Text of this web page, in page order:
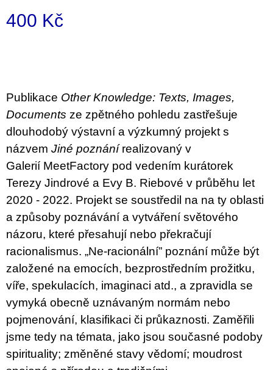
400 Kč
Publikace Other Knowledge: Texts, Images,
Documents ze zpětného pohledu zastřešuje
dlouhodobý výstavní a výzkumný projekt s
názvem Jiné poznánírealizovaný v
Galerií MeetFactory pod vedením kurátorek
Terezy Jindrové a Evy B. Riebové v průběhu let
2020 - 2022. Projekt se soustředil na na ty oblasti
a způsoby poznávání a vytváření světového
názoru, které přesahují nebo překračují
racionalismus. „Ne-racionální” poznání může být
založené na emocích, bezprostředním prožitku,
víře, spekulacích, imaginaci atd., a zpravidla se
vymyká obecně uznávaným normám nebo
pojmenování, klasifikaci či průkaznosti. Zaměřili
jsme tedy na témata, jako jsou současné podoby
spirituality; změněné stavy vědomí; moudrost
j
e
380